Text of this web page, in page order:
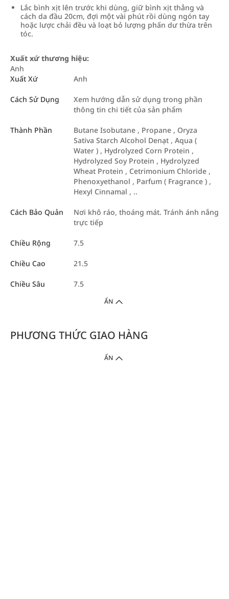
Lắc bình xịt lên trước khi dùng, giữ bình xịt thẳng và
cách da đầu 20cm, đợi một vài phút rồi dùng ngón tay
hoặc lược chải đều và loạt bỏ lượng phấn dư thừa trên
tóc.
Xuất xứ thương hiệu:
Anh
Xuất Xứ
Anh
Cách Sử Dụng
Xem hướng dẫn sử dụng trong phần
thông tin chi tiết của sản phẩm
Thành Phần
Butane Isobutane , Propane , Oryza
Sativa Starch Alcohol Denạt , Aqua (
Water ) , Hydrolyzed Corn Protein ,
Hydrolyzed Soy Protein , Hydrolyzed
Wheat Protein , Cetrimonium Chloride ,
Phenoxyethanol , Parfum ( Fragrance ) ,
Hexyl Cinnamal , ..
Cách Bảo Quản
Nơi khô ráo, thoáng mát. Tránh ánh nắng
trực tiếp
Chiều Rộng 7.5
Chiều Cao 21.5
Chiều Sâu 7.5
ẨN
PHƯƠNG THỨC GIAO HÀNG
ẨN